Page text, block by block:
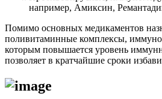
например, Амиксин,
Помимо основных медикаментов
поливитаминные комплексы,
которым повышается уровень
позволяет в кратчайшие сроки